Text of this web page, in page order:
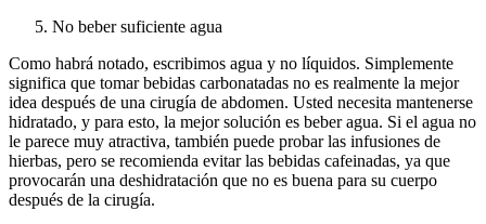
No beber suficiente agua
Como habrá notado, escribimos agua y no líquidos. Simplemente
significa que tomar bebidas carbonatadas no es realmente la mejor
idea después de una cirugía de abdomen. Usted necesita mantenerse
hidratado, y para esto, la mejor solución es beber agua. Si el agua no
le parece muy atractiva, también puede probar las infusiones de
hierbas, pero se recomienda evitar las bebidas cafeinadas, ya que
provocarán una deshidratación que no es buena para su cuerpo
después de la cirugía.